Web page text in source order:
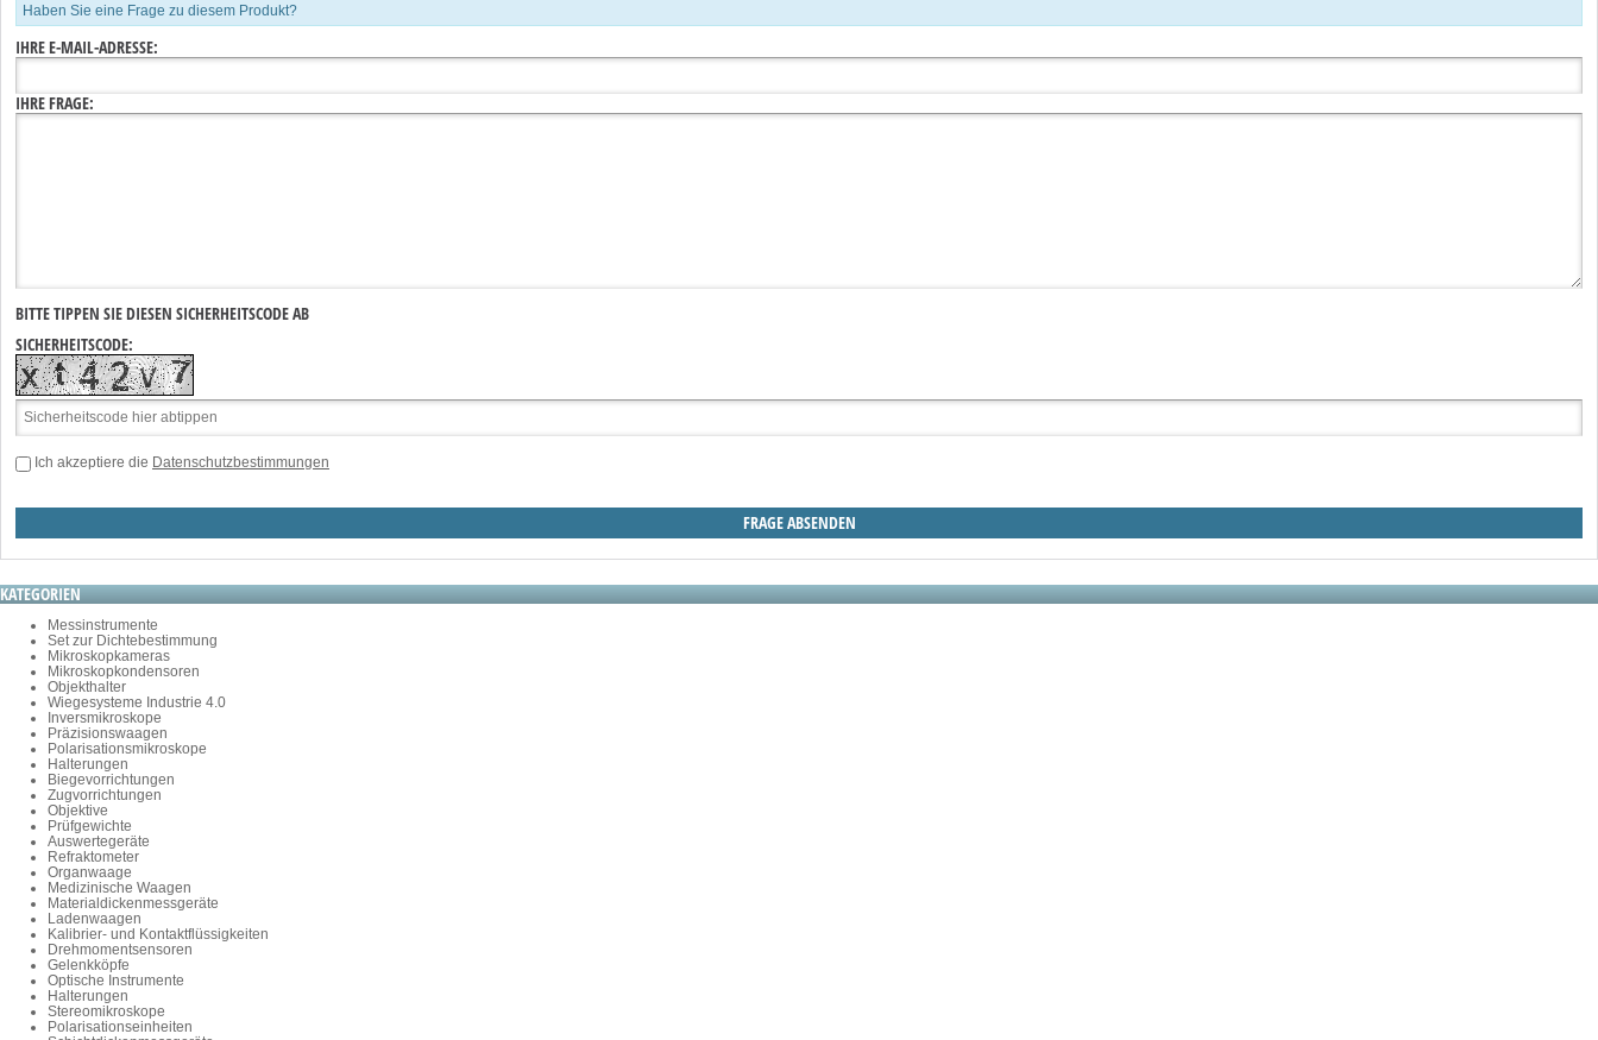
Haben Sie eine Frage zu diesem Produkt?
IHRE E-MAIL-ADRESSE:
IHRE FRAGE:
BITTE TIPPEN SIE DIESEN SICHERHEITSCODE AB
SICHERHEITSCODE:
Ich akzeptiere die Datenschutzbestimmungen
KATEGORIEN
Messinstrumente
Set zur Dichtebestimmung
Mikroskopkameras
Mikroskopkondensoren
Objekthalter
Wiegesysteme Industrie 4.0
Inversmikroskope
Präzisionswaagen
Polarisationsmikroskope
Halterungen
Biegevorrichtungen
Zugvorrichtungen
Objektive
Prüfgewichte
Auswertegeräte
Refraktometer
Organwaage
Medizinische Waagen
Materialdickenmessgeräte
Ladenwaagen
Kalibrier- und Kontaktflüssigkeiten
Drehmomentsensoren
Gelenkköpfe
Optische Instrumente
Halterungen
Stereomikroskope
Polarisationseinheiten